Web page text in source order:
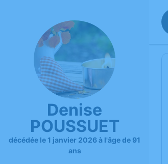
Denise
POUSSUET
décédée le 1 janvier 2026 à l'âge de 91
ans